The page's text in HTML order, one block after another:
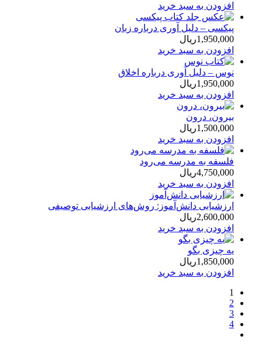
افزودن به سبد خرید
پیکسی – دلیل آوری درباره‌ زبان
1,950,000ریال
افزودن به سبد خرید
نوس – دلیل آوری درباره‌ اخلاق
1,950,000ریال
افزودن به سبد خرید
بیرون، درون
1,500,000ریال
افزودن به سبد خرید
فلسفه به مدرسه می‌رود
4,750,000ریال
افزودن به سبد خرید
ارزشیابی دانش‌آموز: روش‌های ارزشیابی توصیفی
2,600,000ریال
افزودن به سبد خرید
یه چیزی بگو
1,850,000ریال
افزودن به سبد خرید
1
2
3
4